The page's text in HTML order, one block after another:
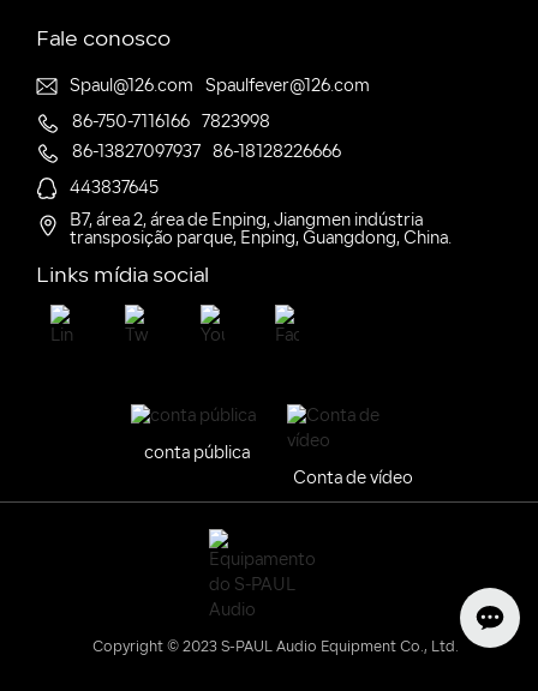
Fale conosco
Spaul@126.com
Spaulfever@126.com
86-750-7116166
7823998
86-13827097937
86-18128226666
443837645
B7, área 2, área de Enping, Jiangmen indústria
transposição parque, Enping, Guangdong, China.
Links mídia social
conta pública
Conta de vídeo
Copyright © 2023 S-PAUL Audio Equipment Co., Ltd.